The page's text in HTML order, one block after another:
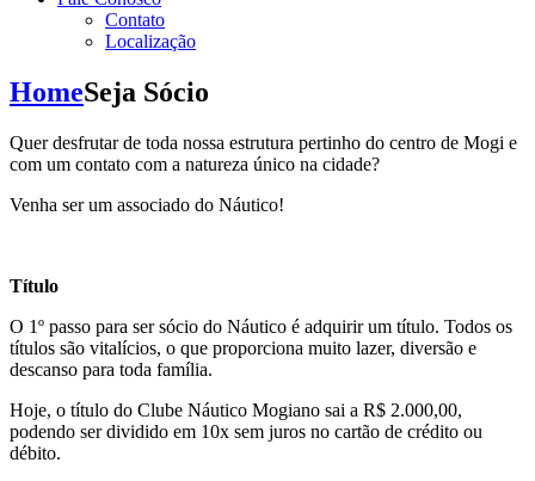
Contato
Localização
HomeSeja Sócio
Quer desfrutar de toda nossa estrutura pertinho do centro de Mogi e
com um contato com a natureza único na cidade?
Venha ser um associado do Náutico!
Título
O 1º passo para ser sócio do Náutico é adquirir um título. Todos os
títulos são vitalícios, o que proporciona muito lazer, diversão e
descanso para toda família.
Hoje, o título do Clube Náutico Mogiano sai a R$ 2.000,00,
podendo ser dividido em 10x sem juros no cartão de crédito ou
débito.